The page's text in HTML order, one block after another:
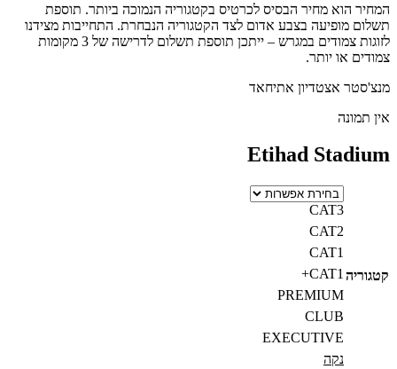
עד
המחיר הוא מחיר הבסיס לכרטיס בקטגוריה הנמוכה ביותר. תוספת
תשלום מופיעה בצבע אדום לצד הקטגוריה הנבחרת. התחייבות מצידנו
לזוגות צמודים במגרש – ייתכן תוספת תשלום לדרישה של 3 מקומות
צמודים או יותר.
מנצ'סטר אצטדיון אתיחאד
אין תמונה
Etihad Stadium
קטגוריה
CAT3
CAT2
CAT1
CAT1+
PREMIUM
CLUB
EXECUTIVE
נקה